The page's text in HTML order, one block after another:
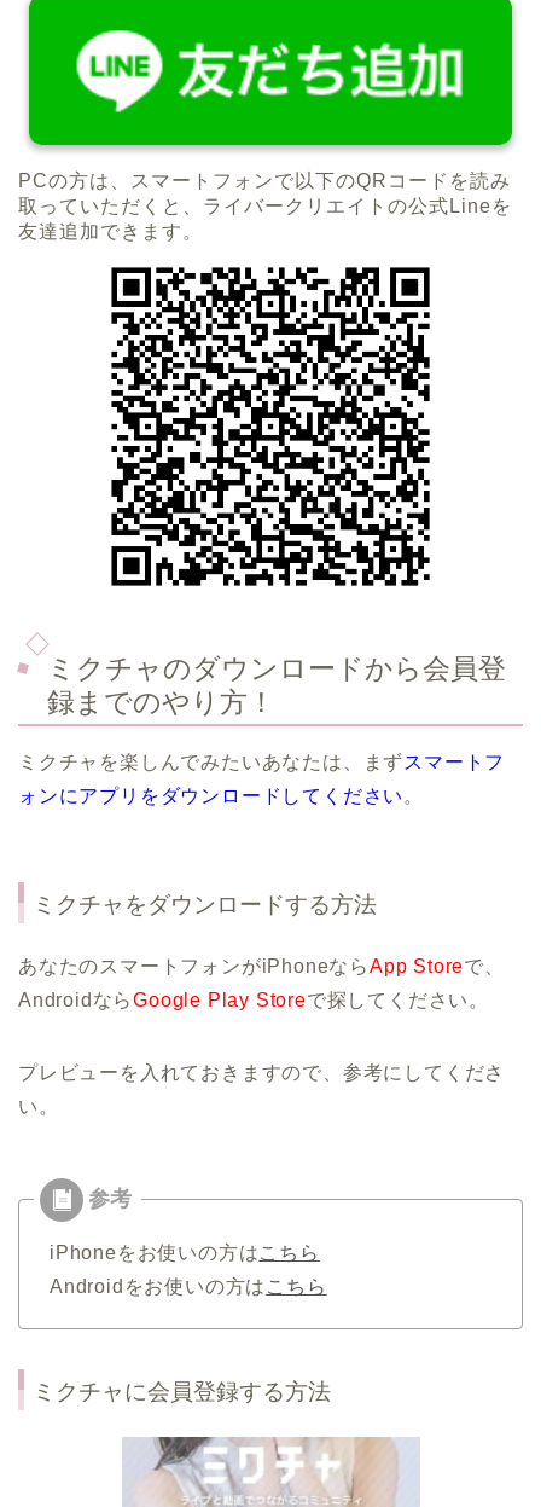
PCの方は、スマートフォンで以下のQRコードを読み
取っていただくと、ライバークリエイトの公式Lineを
友達追加できます。
ミクチャのダウンロードから会員登
録までのやり方！
ミクチャを楽しんでみたいあなたは、まずスマートフ
ォンにアプリをダウンロードしてください 。
ミクチャをダウンロードする方法
あなたのスマートフォンがiPhoneならApp Storeで、
AndroidならGoogle Play Storeで探してください。
プレビューを入れておきますので、参考にしてくださ
い。
iPhoneをお使いの方はこちら
Androidをお使いの方は こちら
ミクチャに会員登録する方法